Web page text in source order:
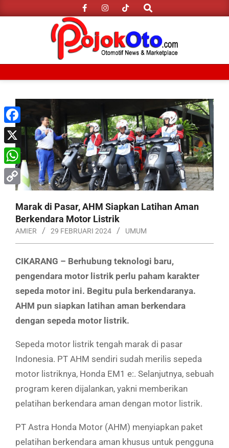
to
Search
Navigation
Menu
Marak di Pasar, AHM Siapkan Latihan Aman
Berkendara Motor Listrik
AMIER 29 FEBRUARI 2024 UMUM
CIKARANG – Berhubung teknologi baru,
pengendara motor listrik perlu paham karakter
sepeda motor ini. Begitu pula berkendaranya.
AHM pun siapkan latihan aman berkendara
dengan sepeda motor listrik.
Sepeda motor listrik tengah marak di pasar
Indonesia. PT AHM sendiri sudah merilis sepeda
motor listriknya, Honda EM1 e:. Selanjutnya, sebuah
program keren dijalankan, yakni memberikan
pelatihan berkendara aman dengan motor listrik.
PT Astra Honda Motor (AHM) menyiapkan paket
pelatihan berkendara aman khusus untuk pengguna
Facebook
X
WhatsApp
Copy
Link